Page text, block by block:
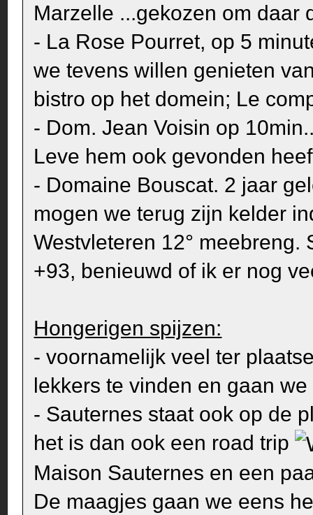
Marzelle ...gekozen om daar
- La Rose Pourret, op 5
we tevens willen genieten
bistro op het domein; Le
- Dom. Jean Voisin op
Leve hem ook gevonden
- Domaine Bouscat. 2 jaar
mogen we terug zijn kelder
Westvleteren 12°
+93, benieuwd of ik er nog
Hongerigen spijzen:
- voornamelijk veel ter
lekkers te vinden en gaan
- Sauternes staat ook op de
het is dan ook een road trip
Maison Sauternes en een
De maagjes gaan we eens